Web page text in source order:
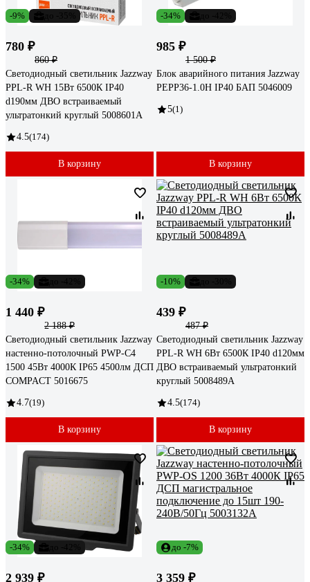
-9%
780 ₽
860 ₽
Светодиодный светильник Jazzway
PPL-R WH 15Вт 6500К IP40
d190мм ДВО встраиваемый
ультратонкий круглый 5008601A
4.5(174)
В корзину
-34%
985 ₽
1 500 ₽
Блок аварийного питания Jazzway
PEPP36-1.0H IP40 БАП 5046009
5(1)
В корзину
-34%
1 440 ₽
2 188 ₽
Светодиодный светильник Jazzway
настенно-потолочный PWP-С4
1500 45Вт 4000К IP65 4500лм ДСП
COMPACT 5016675
4.7(19)
В корзину
-10%
439 ₽
487 ₽
Светодиодный светильник Jazzway
PPL-R WH 6Вт 6500К IP40 d120мм
ДВО встраиваемый ультратонкий
круглый 5008489A
4.5(174)
В корзину
-34%
2 939 ₽
до -7%
3 359 ₽